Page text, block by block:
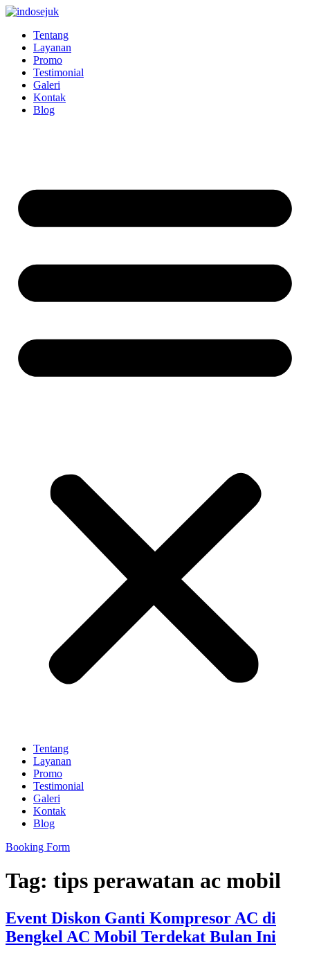
Skip
contentTentang
Layanan
Promo
Testimonial
Galeri
Kontak
Blog
Tentang
Layanan
Promo
Testimonial
Galeri
Kontak
Blog
Booking Form
Tag: tips perawatan ac mobil
Event Diskon Ganti Kompresor AC di
Bengkel AC Mobil Terdekat Bulan Ini